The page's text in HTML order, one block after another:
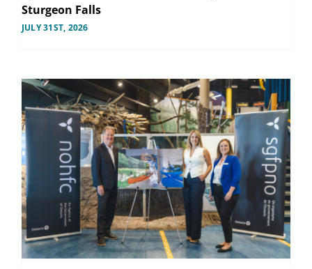
Sturgeon Falls
JULY 31ST, 2026